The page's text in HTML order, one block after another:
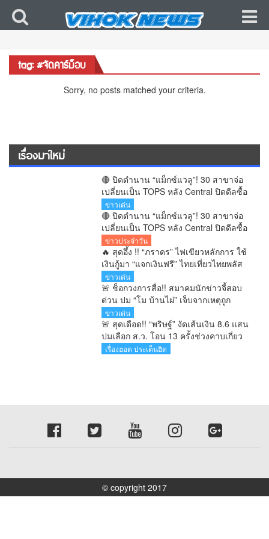
tag: #จัดคาร์ม็อบ
Sorry, no posts matched your criteria.
เรื่องมาใหม่
🔴 ปิดตำนาน “แม็กซ์แวลู”! 30 สาขาจ่อ
เปลี่ยนเป็น TOPS หลัง Central ปิดดีลซื้อ
กิจการ — จาก “จัสโก้” ถึง “แม็กซ์แวลู”
ก่อนเข้าสู่ยุค TOPS
ข่าวเด่น
🔴 ปิดตำนาน “แม็กซ์แวลู”! 30 สาขาจ่อ
เปลี่ยนเป็น TOPS หลัง Central ปิดดีลซื้อ
กิจการ — จาก “จัสโก้” ถึง “แม็กซ์แวลู”
ก่อนเข้าสู่ยุค TOPS
ข่าวประจำวัน
🔥 สุดอึ้ง !! “ภราดร” ไฟเขียวหลักการ ใช้
เงินกู้มา “แจกเงินฟรี” ไทยเที่ยวไทยพลัส
ชี้ไม่ผิดหลักฉุกเฉิน เร่งด่วน อ้างอุ้มธุรกิจ
เล็กฝ่าวิกฤตสงคราม
ข่าวเด่น
🚨 ช็อกวงการสื่อ!! สมาคมนักข่าวจี้สอบ
ด่วน ปม “โม บ้านไผ่” เจ็บจากเหตุถูก
ตำรวจระดับสารวัตร ใช้กำลัง เย็บแผล
12 เข็ม
ข่าวเด่น
🚨 สุดเดือด!! “พริษฐ์” งัดเส้นเงิน 8.6 แสน
ปมเลือก ส.ว. โอน 13 ครั้งช่วงคาบเกี่ยว
เลือกตั้ง จี้ กกต. เปิดผลสอบ–เร่งส่งศาล
เรื่องฮอต ประเด็นฮิต
© copyright 2017